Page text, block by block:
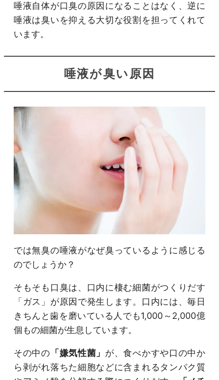
唾液自体が口臭の原因になることはなく、逆に
唾液は臭いを抑える大切な役割を担ってくれて
います。
唾液が臭い原因
では無臭の唾液がなぜ臭っているように感じる
のでしょうか？
そもそも口臭は、口内に棲む細菌がつくりだす
「ガス」が原因で発生します。口内には、毎日
きちんと歯を磨いている人でも1,000～2,000億
個もの細菌が生息しています。
その中の 「嫌気性菌」 が、食べかすや口の中か
ら剥がれ落ちた細胞などに含まれるタンパク質